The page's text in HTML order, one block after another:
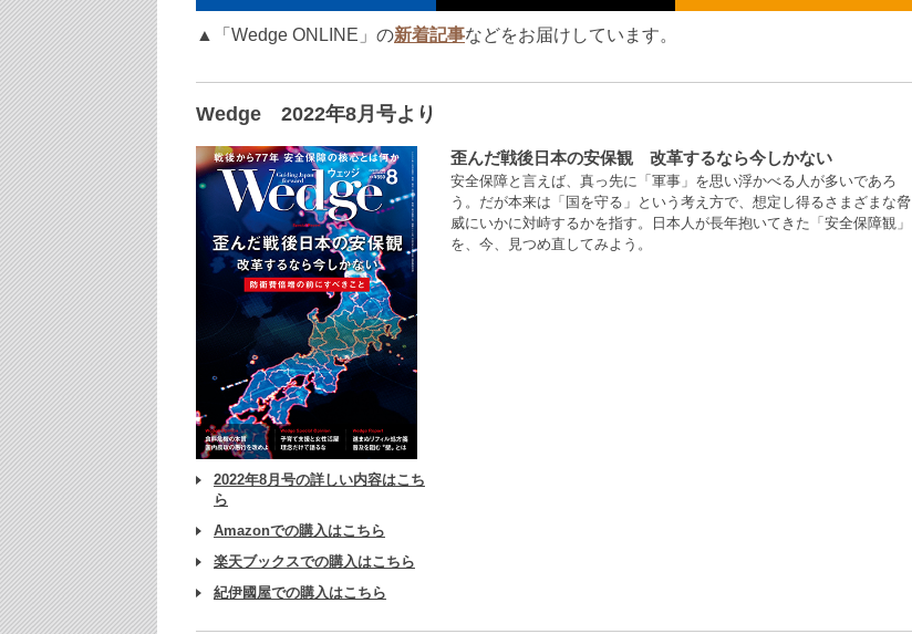
▲「Wedge ONLINE」の新着記事などをお届けしています。
Wedge 2022年8月号より
2022年8月号の詳しい内容はこち
ら
Amazonでの購入はこちら
楽天ブックスでの購入はこちら
紀伊國屋での購入はこちら
歪んだ戦後日本の安保観 改革するなら今しかない
安全保障と言えば、真っ先に「軍事」を思い浮かべる人が多いであろ
う。だが本来は「国を守る」という考え方で、想定し得るさまざまな脅
威にいかに対峙するかを指す。日本人が長年抱いてきた「安全保障観」
を、今、見つめ直してみよう。